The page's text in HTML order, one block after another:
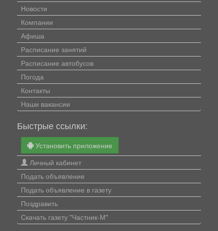
Новости
Компании
Афиша
Расписание занятий
Расписание автобусов
Погода
Контакты
Наши вакансии
Быстрые ссылки:
Установить приложение
Личный кабинет
Подать объявление
Подать объявление в газету
Поздравить
Скачать газету "Частник-М"